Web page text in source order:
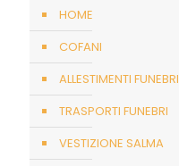
HOME
COFANI
ALLESTIMENTI FUNEBRI
TRASPORTI FUNEBRI
VESTIZIONE SALMA